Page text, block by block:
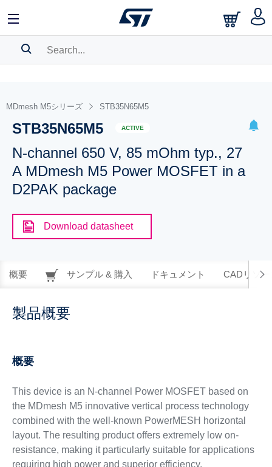
BOOKMARK
Pleaselog into show your saved searches.
MDmesh M5シリーズ STB35N65M5
STB35N65M5 ACTIVE
N-channel 650 V, 85 mOhm typ., 27
A MDmesh M5 Power MOSFET in a
D2PAK package
Download datasheet
概要 サンプル & 購入 ドキュメント CADリソー
製品概要
概要
This device is an N-channel Power MOSFET based on
the MDmesh M5 innovative vertical process technology
combined with the well-known PowerMESH horizontal
layout. The resulting product offers extremely low on-
resistance, making it particularly suitable for applications
requiring high power and superior efficiency.